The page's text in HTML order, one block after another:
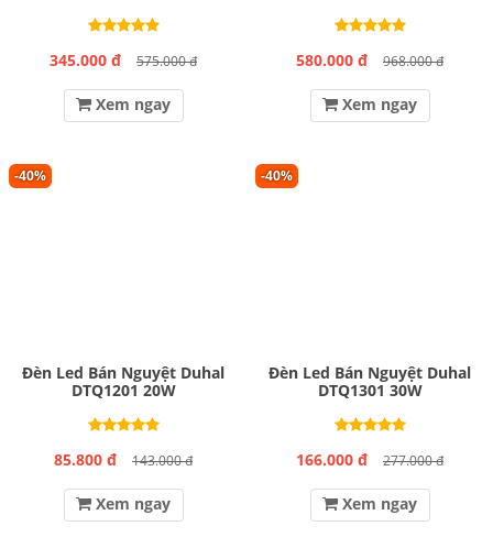
345.000 đ 575.000 đ
Xem ngay
580.000 đ 968.000 đ
Xem ngay
-40%
Đèn Led Bán Nguyệt Duhal
DTQ1201 20W
85.800 đ 143.000 đ
Xem ngay
-40%
Đèn Led Bán Nguyệt Duhal
DTQ1301 30W
166.000 đ 277.000 đ
Xem ngay